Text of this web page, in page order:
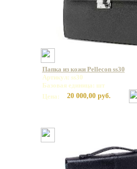
Папка из кожи Pellecon ss30
Артикул: ss30
Базовая единица: шт
Цена:
20 000,00 руб.